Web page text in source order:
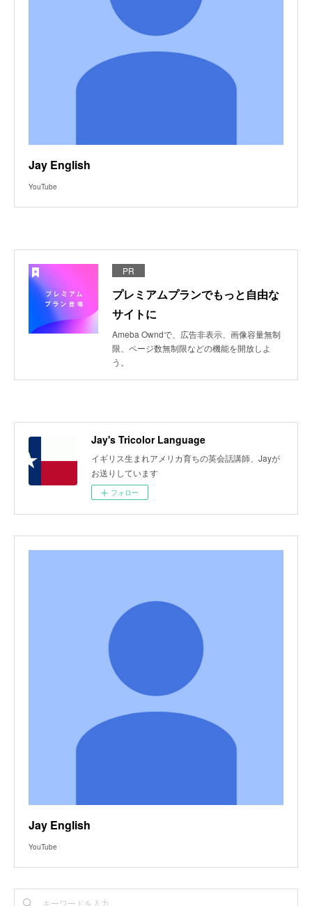
Jay English
YouTube
PR
プレミアムプランでもっと自由な
サイトに
Ameba Owndで、広告非表示、画像容量無制
限、ページ数無制限などの機能を開放しよ
う。
Jay's Tricolor Language
イギリス生まれアメリカ育ちの英会話講師、Jayが
お送りしています
フォロー
Jay English
YouTube